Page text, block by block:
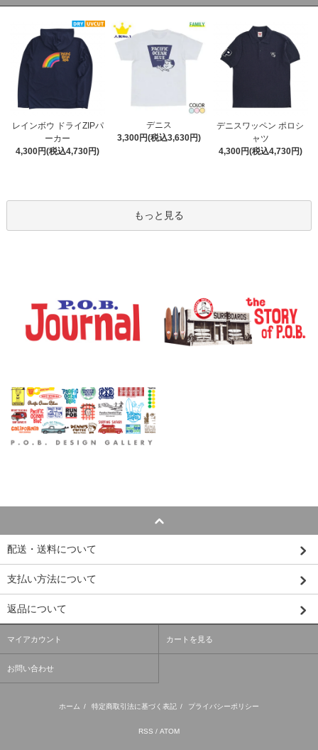
レインボウ ドライZIPパ
ーカー
4,300円(税込4,730円)
デニス
3,300円(税込3,630円)
デニスワッペン ポロシ
ャツ
4,300円(税込4,730円)
もっと見る
配送・送料について
支払い方法について
返品について
マイアカウント カートを見る
お問い合わせ
ホーム / 特定商取引法に基づく表記 / プライバシーポリシー
RSS / ATOM